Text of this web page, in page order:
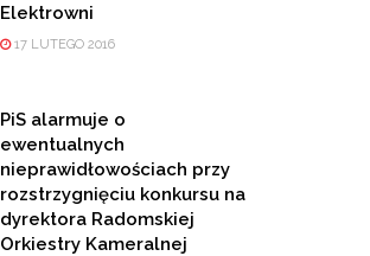
Elektrowni
17 LUTEGO 2016
PiS alarmuje o
ewentualnych
nieprawidłowościach przy
rozstrzygnięciu konkursu na
dyrektora Radomskiej
Orkiestry Kameralnej